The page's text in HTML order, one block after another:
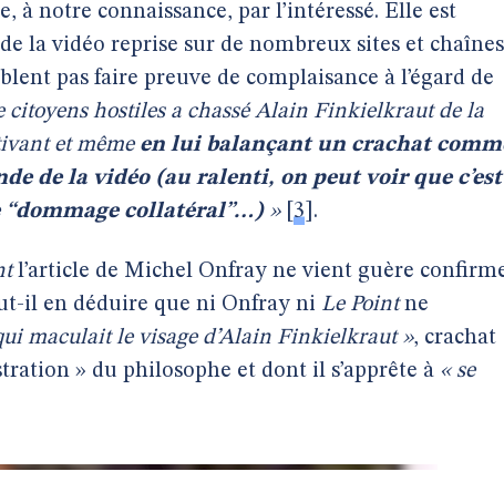
à notre connaissance, par l’intéressé. Elle est
la vidéo reprise sur de nombreux sites et chaînes
pas faire preuve de complaisance à l’égard de
citoyens hostiles a chassé Alain Finkielkraut de la
et même en lui balançant un crachat
de la vidéo (au ralenti, on peut voir que c’est
collatéral”…)»[ 3 .
l’article de Michel Onfray ne vient guère
il en déduire que ni Onfray ni Le Pointne
maculait le visage d’Alain Finkielkraut », crachat
» du philosophe et dont il s’apprête à « se